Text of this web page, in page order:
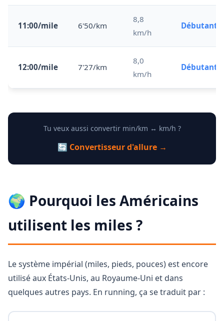
11:00/mile 6'50/km
8,8
km/h
Débutant
12:00/mile 7'27/km
8,0
km/h
Débutant
Tu veux aussi convertir min/km ↔ km/h ?
🔄 Convertisseur d'allure →
🌍 Pourquoi les Américains
utilisent les miles ?
Le système impérial (miles, pieds, pouces) est encore
utilisé aux États-Unis, au Royaume-Uni et dans
quelques autres pays. En running, ça se traduit par :